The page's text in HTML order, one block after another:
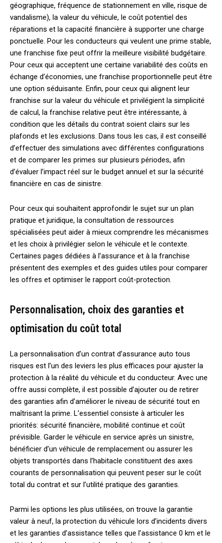
géographique, fréquence de stationnement en ville, risque de
vandalisme), la valeur du véhicule, le coût potentiel des
réparations et la capacité financière à supporter une charge
ponctuelle. Pour les conducteurs qui veulent une prime stable,
une franchise fixe peut offrir la meilleure visibilité budgétaire.
Pour ceux qui acceptent une certaine variabilité des coûts en
échange d’économies, une franchise proportionnelle peut être
une option séduisante. Enfin, pour ceux qui alignent leur
franchise sur la valeur du véhicule et privilégient la simplicité
de calcul, la franchise relative peut être intéressante, à
condition que les détails du contrat soient clairs sur les
plafonds et les exclusions. Dans tous les cas, il est conseillé
d’effectuer des simulations avec différentes configurations
et de comparer les primes sur plusieurs périodes, afin
d’évaluer l’impact réel sur le budget annuel et sur la sécurité
financière en cas de sinistre.
Pour ceux qui souhaitent approfondir le sujet sur un plan
pratique et juridique, la consultation de ressources
spécialisées peut aider à mieux comprendre les mécanismes
et les choix à privilégier selon le véhicule et le contexte.
Certaines pages dédiées à l’assurance et à la franchise
présentent des exemples et des guides utiles pour comparer
les offres et optimiser le rapport coût-protection.
Personnalisation, choix des garanties et
optimisation du coût total
La personnalisation d’un contrat d’assurance auto tous
risques est l’un des leviers les plus efficaces pour ajuster la
protection à la réalité du véhicule et du conducteur. Avec une
offre aussi complète, il est possible d’ajouter ou de retirer
des garanties afin d’améliorer le niveau de sécurité tout en
maîtrisant la prime. L’essentiel consiste à articuler les
priorités: sécurité financière, mobilité continue et coût
prévisible. Garder le véhicule en service après un sinistre,
bénéficier d’un véhicule de remplacement ou assurer les
objets transportés dans l’habitacle constituent des axes
courants de personnalisation qui peuvent peser sur le coût
total du contrat et sur l’utilité pratique des garanties.
Parmi les options les plus utilisées, on trouve la garantie
valeur à neuf, la protection du véhicule lors d’incidents divers
et les garanties d’assistance telles que l’assistance 0 km et le